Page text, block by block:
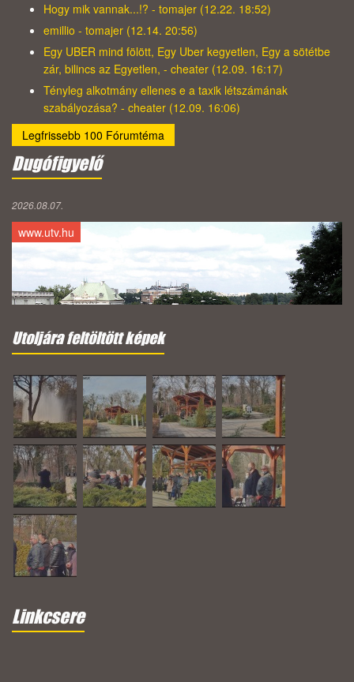
Hogy mik vannak...!? - tomajer (12.22. 18:52)
emillio - tomajer (12.14. 20:56)
Egy UBER mind fölött, Egy Uber kegyetlen, Egy a sötétbe
zár, bilincs az Egyetlen, - cheater (12.09. 16:17)
Tényleg alkotmány ellenes e a taxik létszámának
szabályozása? - cheater (12.09. 16:06)
Legfrissebb 100 Fórumtéma
Dugófigyelő
2026.08.07.
www.utv.hu
Utoljára feltöltött képek
Linkcsere